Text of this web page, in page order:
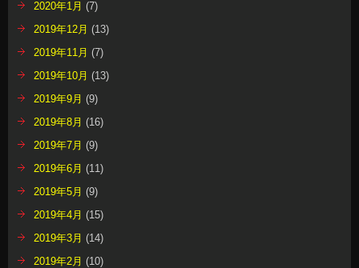
2020年1月 (7)
2019年12月 (13)
2019年11月 (7)
2019年10月 (13)
2019年9月 (9)
2019年8月 (16)
2019年7月 (9)
2019年6月 (11)
2019年5月 (9)
2019年4月 (15)
2019年3月 (14)
2019年2月 (10)